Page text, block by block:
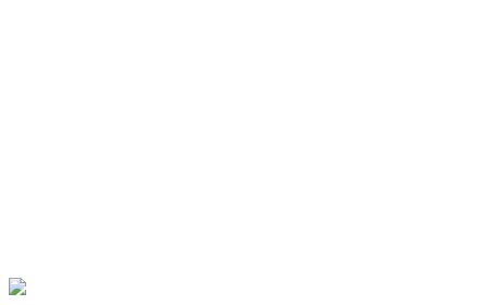
Nhiều chủ nhà đã biến việc kinh doanh Airbnb thành công việc toàn